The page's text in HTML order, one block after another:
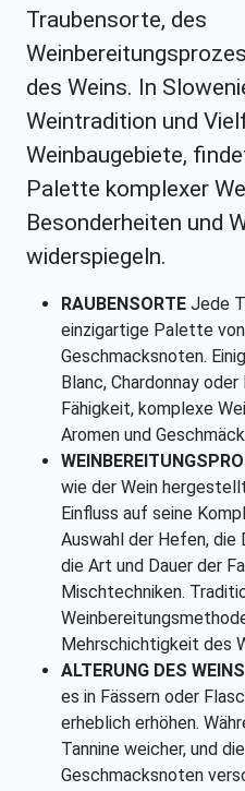
Traubensorte, des
des Weins. In
Weintradition und
Weinbaugebiete,
Palette komplexer
Besonderheiten und
widerspiegeln.
RAUBENSORTE Jede
einzigartige Palette von
Geschmacksnoten.
Blanc, Chardonnay
Fähigkeit, komplexe
Aromen und
wie der Wein
Einfluss auf seine
Auswahl der Hefen, die
die Art und Dauer der
Mischtechniken.
Mehrschichtigkeit des
ALTERUNG DES WEINS
es in Fässern oder
erheblich erhöhen.
Tannine weicher, und
Geschmacksnoten